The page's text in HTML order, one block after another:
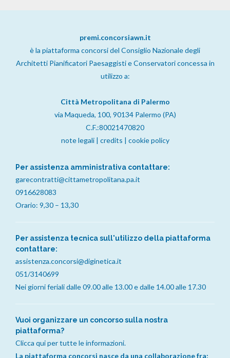
premi.concorsiawn.it
è la piattaforma concorsi del Consiglio Nazionale degli
Architetti Pianificatori Paesaggisti e Conservatori concessa in
utilizzo a:
Città Metropolitana di Palermo
via Maqueda, 100, 90134 Palermo (PA)
C.F.:80021470820
note legali| credits | cookie policy
Per assistenza amministrativa contattare:
garecontratti@cittametropolitana.pa.it
0916628083
Orario: 9,30 – 13,30
Per assistenza tecnica sull'utilizzo della piattaforma
contattare:
assistenza.concorsi@diginetica.it
051/3140699
Nei giorni feriali dalle 09.00 alle 13.00 e dalle 14.00 alle 17.30
Vuoi organizzare un concorso sulla nostra
piattaforma?
Clicca qui per tutte le informazioni.
La piattaforma concorsi nasce da una collaborazione fra: